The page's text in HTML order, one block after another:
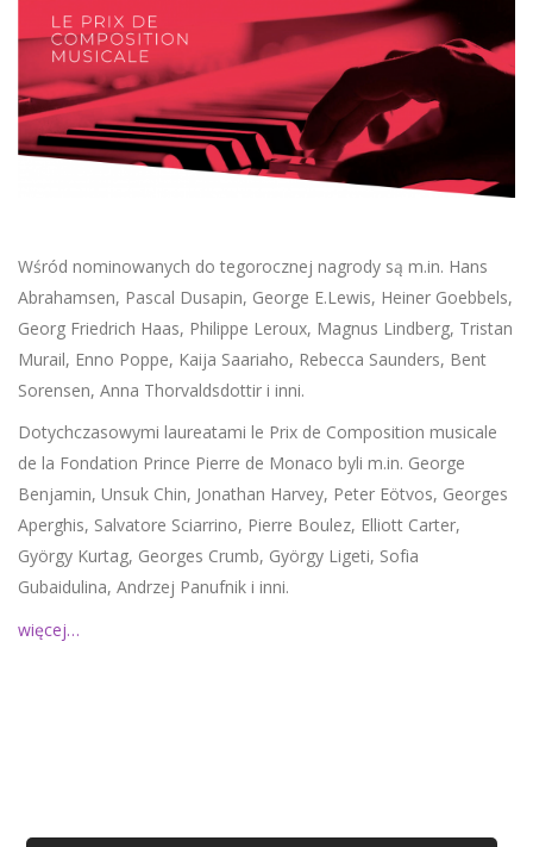
Wśród nominowanych do tegorocznej nagrody są m.in. Hans
Abrahamsen, Pascal Dusapin, George E.Lewis, Heiner Goebbels,
Georg Friedrich Haas, Philippe Leroux, Magnus Lindberg, Tristan
Murail, Enno Poppe, Kaija Saariaho, Rebecca Saunders, Bent
Sorensen, Anna Thorvaldsdottir i inni.
Dotychczasowymi laureatami le Prix de Composition musicale
de la Fondation Prince Pierre de Monaco byli m.in. George
Benjamin, Unsuk Chin, Jonathan Harvey, Peter Eötvos, Georges
Aperghis, Salvatore Sciarrino, Pierre Boulez, Elliott Carter,
György Kurtag, Georges Crumb, György Ligeti, Sofia
Gubaidulina, Andrzej Panufnik i inni.
więcej…